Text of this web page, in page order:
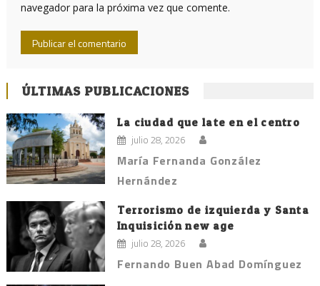
navegador para la próxima vez que comente.
ÚLTIMAS PUBLICACIONES
La ciudad que late en el centro
julio 28, 2026
María Fernanda González
Hernández
Terrorismo de izquierda y Santa
Inquisición new age
julio 28, 2026
Fernando Buen Abad Domínguez